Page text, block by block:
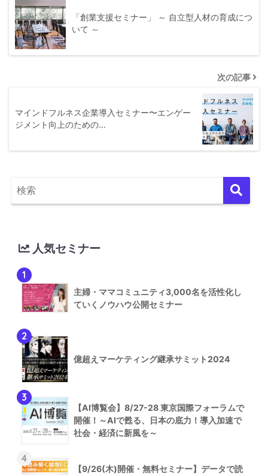
「創業支援セミナー」 ～ 自立型人材の育成につ
いて ～
次の記事
マインドフルネス企業導入セミナー〜エンゲー
ジメント向上のための…
人気セミナー
1
主婦・ママコミュニティ3,000名を活性化し
ていくノウハウ公開セミナー
2
億超えマーケティング継承サミット2024
3
【AI博覧会】8/27-28 東京国際フォーラムで
開催！～AIで甦る、日本の底力！導入加速で
社会・経済に新風を～
4
【9/26(木)開催・無料セミナー】データで読